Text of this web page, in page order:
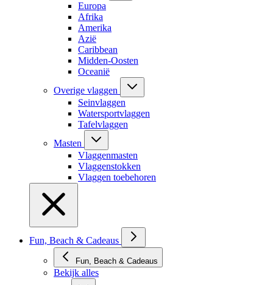
Europa
Afrika
Amerika
Azië
Caribbean
Midden-Oosten
Oceanië
Overige vlaggen
Seinvlaggen
Watersportvlaggen
Tafelvlaggen
Masten
Vlaggenmasten
Vlaggenstokken
Vlaggen toebehoren
Fun, Beach & Cadeaus
Fun, Beach & Cadeaus
Bekijk alles